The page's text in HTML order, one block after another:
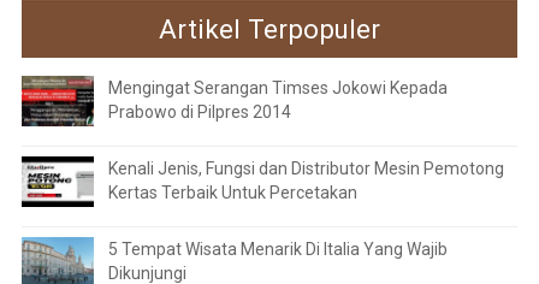
Artikel Terpopuler
Mengingat Serangan Timses Jokowi Kepada
Prabowo di Pilpres 2014
Kenali Jenis, Fungsi dan Distributor Mesin Pemotong
Kertas Terbaik Untuk Percetakan
5 Tempat Wisata Menarik Di Italia Yang Wajib
Dikunjungi